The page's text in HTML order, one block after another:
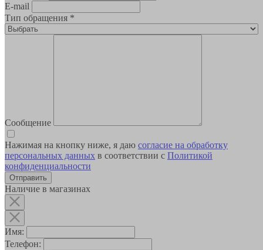
E-mail
Тип обращения *
Сообщение
Нажимая на кнопку ниже, я даю согласие на обработку
персональных данных в соответствии с Политикой
конфиденциальности
Наличие в магазинах
Имя:
Телефон: